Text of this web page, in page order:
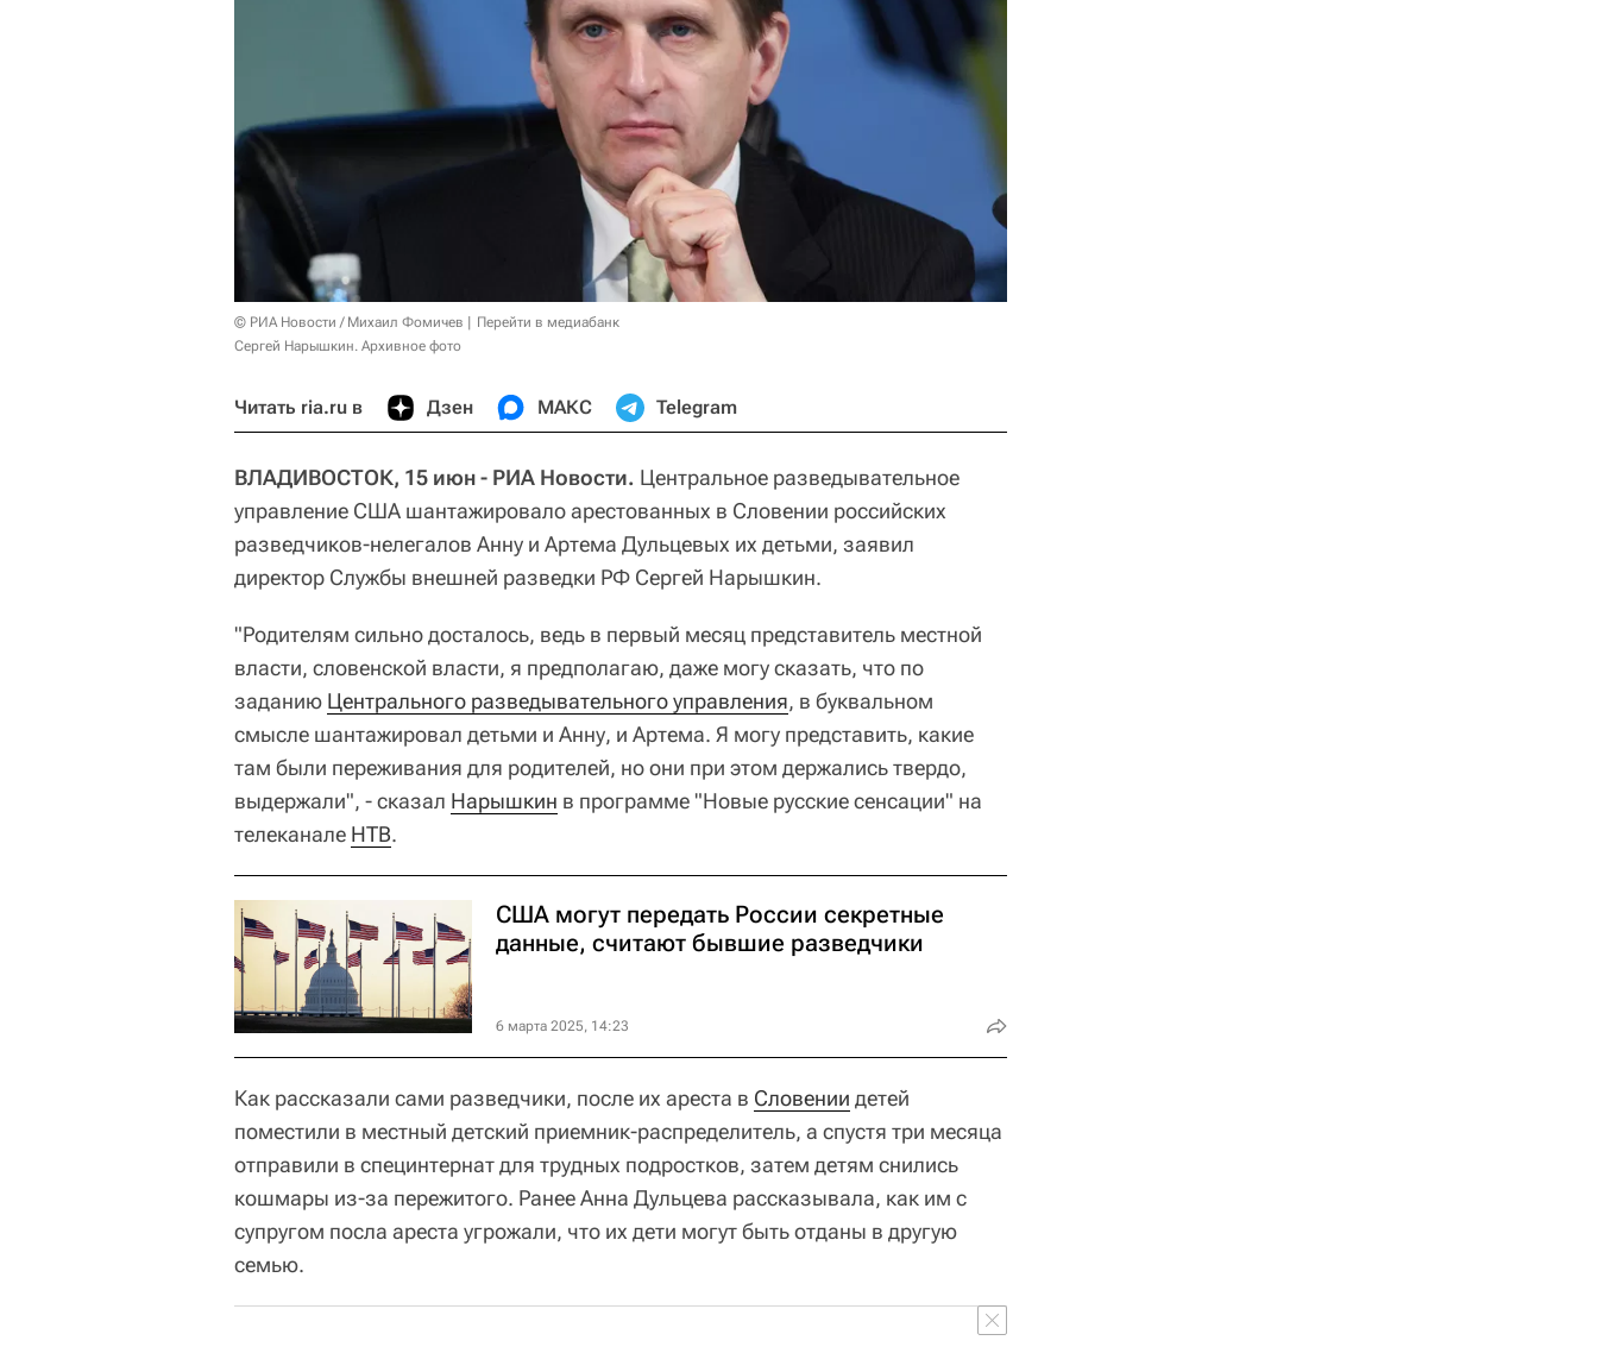
© РИА Новости / Михаил Фомичев
Перейти в медиабанк
Сергей Нарышкин. Архивное фото
Читать ria.ru в Дзен МАКС Telegram
ВЛАДИВОСТОК, 15 июн - РИА Новости. Центральное разведывательное
управление США шантажировало арестованных в Словении российских
разведчиков-нелегалов Анну и Артема Дульцевых их детьми, заявил
директор Службы внешней разведки РФ Сергей Нарышкин.
"Родителям сильно досталось, ведь в первый месяц представитель местной
власти, словенской власти, я предполагаю, даже могу сказать, что по
заданию Центрального разведывательного управления, в буквальном
смысле шантажировал детьми и Анну, и Артема. Я могу представить, какие
там были переживания для родителей, но они при этом держались твердо,
выдержали", - сказал Нарышкин в программе "Новые русские сенсации" на
телеканале НТВ.
США могут передать России секретные
данные, считают бывшие разведчики
6 марта 2025, 14:23
Как рассказали сами разведчики, после их ареста в Словении детей
поместили в местный детский приемник-распределитель, а спустя три месяца
отправили в специнтернат для трудных подростков, затем детям снились
кошмары из-за пережитого. Ранее Анна Дульцева рассказывала, как им с
супругом посла ареста угрожали, что их дети могут быть отданы в другую
семью.